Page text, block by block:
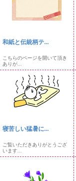
和紙と伝統柄テ...
こちらのページを開いて頂き
ありが...
寝苦しい猛暑に...
ご覧いただきありがとうござ
います...